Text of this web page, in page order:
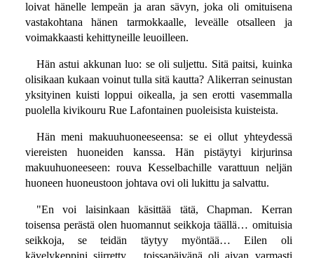
loivat hänelle lempeän ja aran sävyn, joka oli omituisena
vastakohtana hänen tarmokkaalle, leveälle otsalleen ja
voimakkaasti kehittyneille leuoilleen.
Hän astui akkunan luo: se oli suljettu. Sitä paitsi, kuinka
olisikaan kukaan voinut tulla sitä kautta? Alikerran seinustan
yksityinen kuisti loppui oikealla, ja sen erotti vasemmalla
puolella kivikouru Rue Lafontainen puoleisista kuisteista.
Hän meni makuuhuoneeseensa: se ei ollut yhteydessä
viereisten huoneiden kanssa. Hän pistäytyi kirjurinsa
makuuhuoneeseen: rouva Kesselbachille varattuun neljän
huoneen huoneustoon johtava ovi oli lukittu ja salvattu.
"En voi laisinkaan käsittää tätä, Chapman. Kerran
toisensa perästä olen huomannut seikkoja täällä… omituisia
seikkoja, se teidän täytyy myöntää… Eilen oli